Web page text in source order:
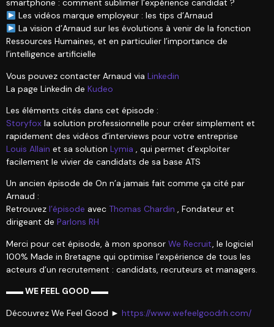
smartphone : comment sublimer l’expérience candidat ?
Les vidéos marque employeur : les tips d’Arnaud
La vision d’Arnaud sur les évolutions à venir de la fonction
Ressources Humaines, et en particulier l’importance de
l’intelligence artificielle
Vous pouvez contacter Arnaud via Linkedin
La page Linkedin de Kudeo
Les éléments cités dans cet épisode :
Storyfox la solution professionnelle pour créer simplement et
rapidement des vidéos d’interviews pour votre entreprise
Louis Allain et sa solution Lymia , qui permet d’exploiter
facilement le vivier de candidats de sa base ATS
Un ancien épisode de On n’a jamais fait comme ça cité par
Arnaud :
Retrouvez l’épisode avec Thomas Chardin , Fondateur et
dirigeant de Parlons RH
Merci pour cet épisode, à mon sponsor We Recruit, le logiciel
100% Made in Bretagne qui optimise l’expérience de tous les
acteurs d’un recrutement : candidats, recruteurs et managers.
▬▬ WE FEEL GOOD ▬▬
Découvrez We Feel Good ► https://www.wefeelgoodrh.com/